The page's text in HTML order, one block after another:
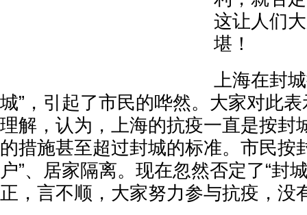
这让人们
堪！
上海在封
城”，引起了市民的哗然。大家对此
理解，认为，上海的抗疫一直是按封
的措施甚至超过封城的标准。市民按
户”、居家隔离。现在忽然否定了“封
正，言不顺，大家努力参与抗疫，没